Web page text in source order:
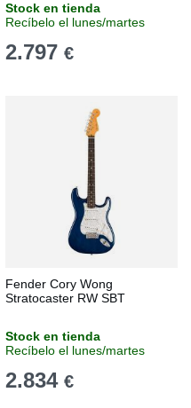
Stock en tienda
Recíbelo el lunes/martes
2.797 €
Fender Cory Wong
Stratocaster RW SBT
Stock en tienda
Recíbelo el lunes/martes
2.834 €